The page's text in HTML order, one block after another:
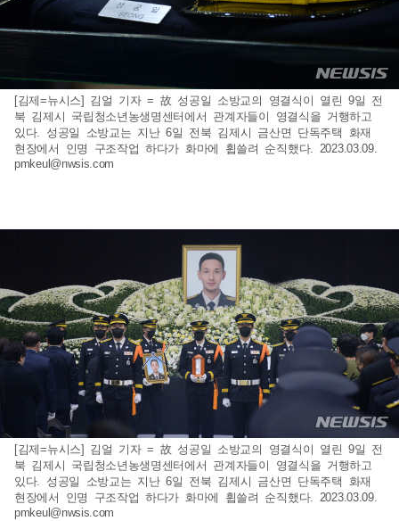
[김제=뉴시스] 김얼 기자 = 故 성공일 소방교의 영결식이 열린 9일 전
북 김제시 국립청소년농생명센터에서 관계자들이 영결식을 거행하고
있다. 성공일 소방교는 지난 6일 전북 김제시 금산면 단독주택 화재
현장에서 인명 구조작업 하다가 화마에 휩쓸려 순직했다. 2023.03.09.
pmkeul@nwsis.com
[김제=뉴시스] 김얼 기자 = 故 성공일 소방교의 영결식이 열린 9일 전
북 김제시 국립청소년농생명센터에서 관계자들이 영결식을 거행하고
있다. 성공일 소방교는 지난 6일 전북 김제시 금산면 단독주택 화재
현장에서 인명 구조작업 하다가 화마에 휩쓸려 순직했다. 2023.03.09.
pmkeul@nwsis.com